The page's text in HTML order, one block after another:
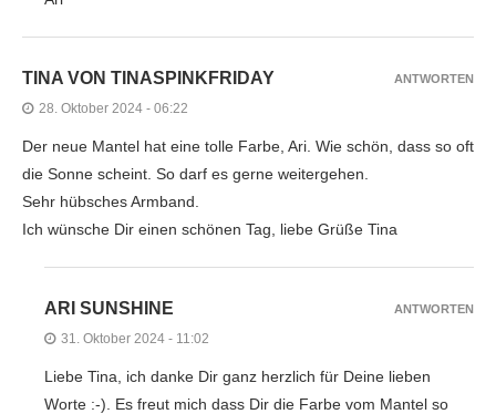
TINA VON TINASPINKFRIDAY
28. Oktober 2024 - 06:22
Der neue Mantel hat eine tolle Farbe, Ari. Wie schön, dass so oft
die Sonne scheint. So darf es gerne weitergehen.
Sehr hübsches Armband.
Ich wünsche Dir einen schönen Tag, liebe Grüße Tina
ANTWORTEN
ARI SUNSHINE
31. Oktober 2024 - 11:02
Liebe Tina, ich danke Dir ganz herzlich für Deine lieben
Worte :-). Es freut mich dass Dir die Farbe vom Mantel so
ANTWORTEN